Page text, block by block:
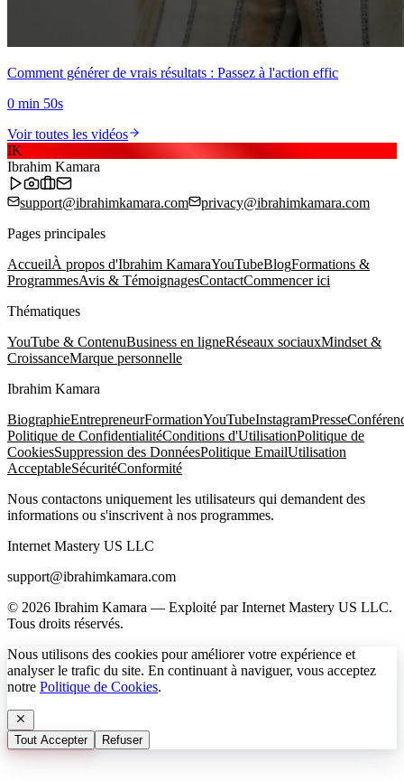
Comment générer de vrais résultats : Passez à l'action effic
0 min 50s
Voir toutes les vidéos
IK
Ibrahim Kamara
support@ibrahimkamara.com
privacy@ibrahimkamara.com
Pages principales
AccueilÀ propos d'Ibrahim KamaraYouTubeBlogFormations &
ProgrammesAvis & TémoignagesContactCommencer ici
Thématiques
YouTube & ContenuBusiness en ligneRéseaux sociauxMindset &
CroissanceMarque personnelle
Ibrahim Kamara
BiographieEntrepreneurFormationYouTubeInstagramPresse
Politique de ConfidentialitéConditions d'UtilisationPolitique de
CookiesSuppression des DonnéesPolitique EmailUtilisation
AcceptableSécuritéConformité
Nous contactons uniquement les utilisateurs qui demandent des
informations ou s'inscrivent à nos programmes.
Internet Mastery US LLC
support@ibrahimkamara.com
© 2026 Ibrahim Kamara — Exploité par Internet Mastery US LLC.
Tous droits réservés.
Nous utilisons des cookies pour améliorer votre expérience et
analyser le trafic du site. En continuant à naviguer, vous acceptez
notre Politique de Cookies.
Tout Accepter Refuser